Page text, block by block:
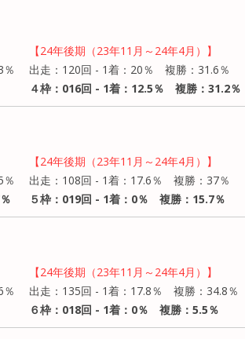
【24年後期（23年11月～24年4月）】
出走：120回 - 1着：20％ 複勝：31.6％
４枠：016回 - 1着：12.5％ 複勝：31.2％
【24年後期（23年11月～24年4月）】
出走：108回 - 1着：17.6％ 複勝：37％
５枠：019回 - 1着：0％ 複勝：15.7％
【24年後期（23年11月～24年4月）】
出走：135回 - 1着：17.8％ 複勝：34.8％
６枠：018回 - 1着：0％ 複勝：5.5％